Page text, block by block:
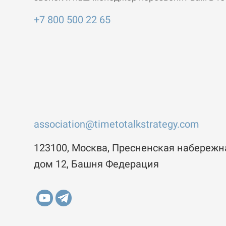
+7 800 500 22 65
association@timetotalkstrategy.com
123100, Москва, Пресненская
дом 12, Башня Федерация